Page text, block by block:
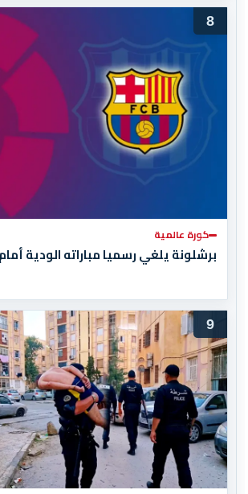
8
كورة عالمية
برشلونة يلغي رسميا مباراته الودية
9